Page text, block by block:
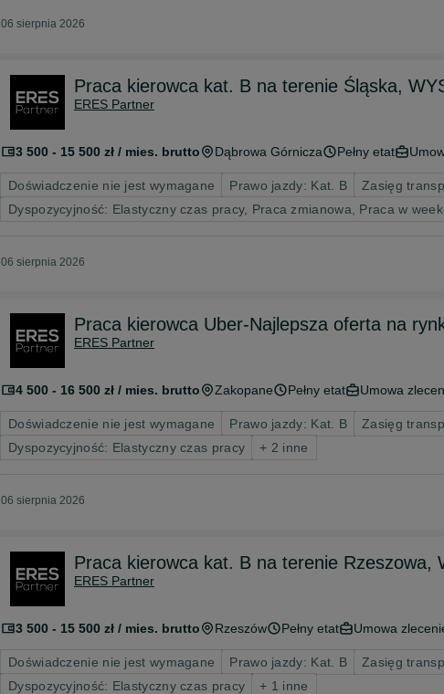
06 sierpnia 2026
Praca kierowca kat. B na terenie Śląska,
ERES Partner
3 500 - 15 500 zł / mies. brutto Dąbrowa Górnicza Pełny etat
Doświadczenie nie jest wymagane Prawo jazdy: Kat. B
Zasięg
Dyspozycyjność: Elastyczny czas pracy, Praca zmianowa, Praca w
06 sierpnia 2026
Praca kierowca Uber-Najlepsza oferta na
ERES Partner
4 500 - 16 500 zł / mies. brutto Zakopane Pełny etat Umowa
Doświadczenie nie jest wymagane Prawo jazdy: Kat. B
Zasięg
Dyspozycyjność: Elastyczny czas pracy
+ 2 inne
06 sierpnia 2026
Praca kierowca kat. B na terenie Rzeszowa,
ERES Partner
3 500 - 15 500 zł / mies. brutto Rzeszów Pełny etat Umowa
Doświadczenie nie jest wymagane Prawo jazdy: Kat. B
Zasięg
Dyspozycyjność: Elastyczny czas pracy
+ 1 inne